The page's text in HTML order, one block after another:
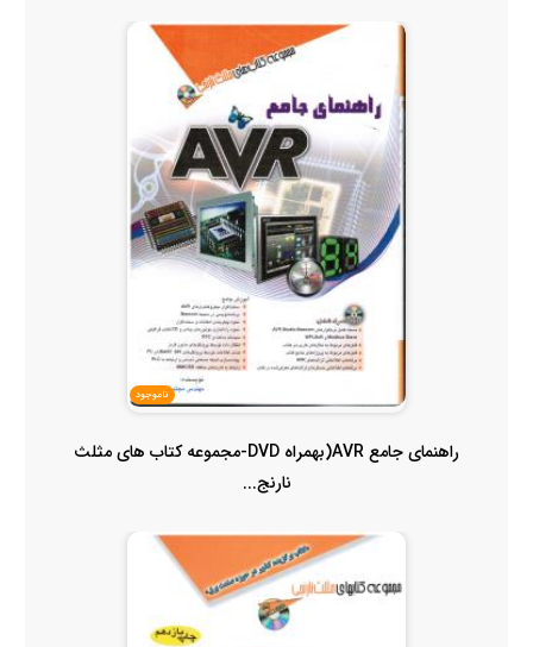
ناموجود
راهنمای جامع AVR(بهمراه DVD-مجموعه کتاب های مثلث
نارنج...